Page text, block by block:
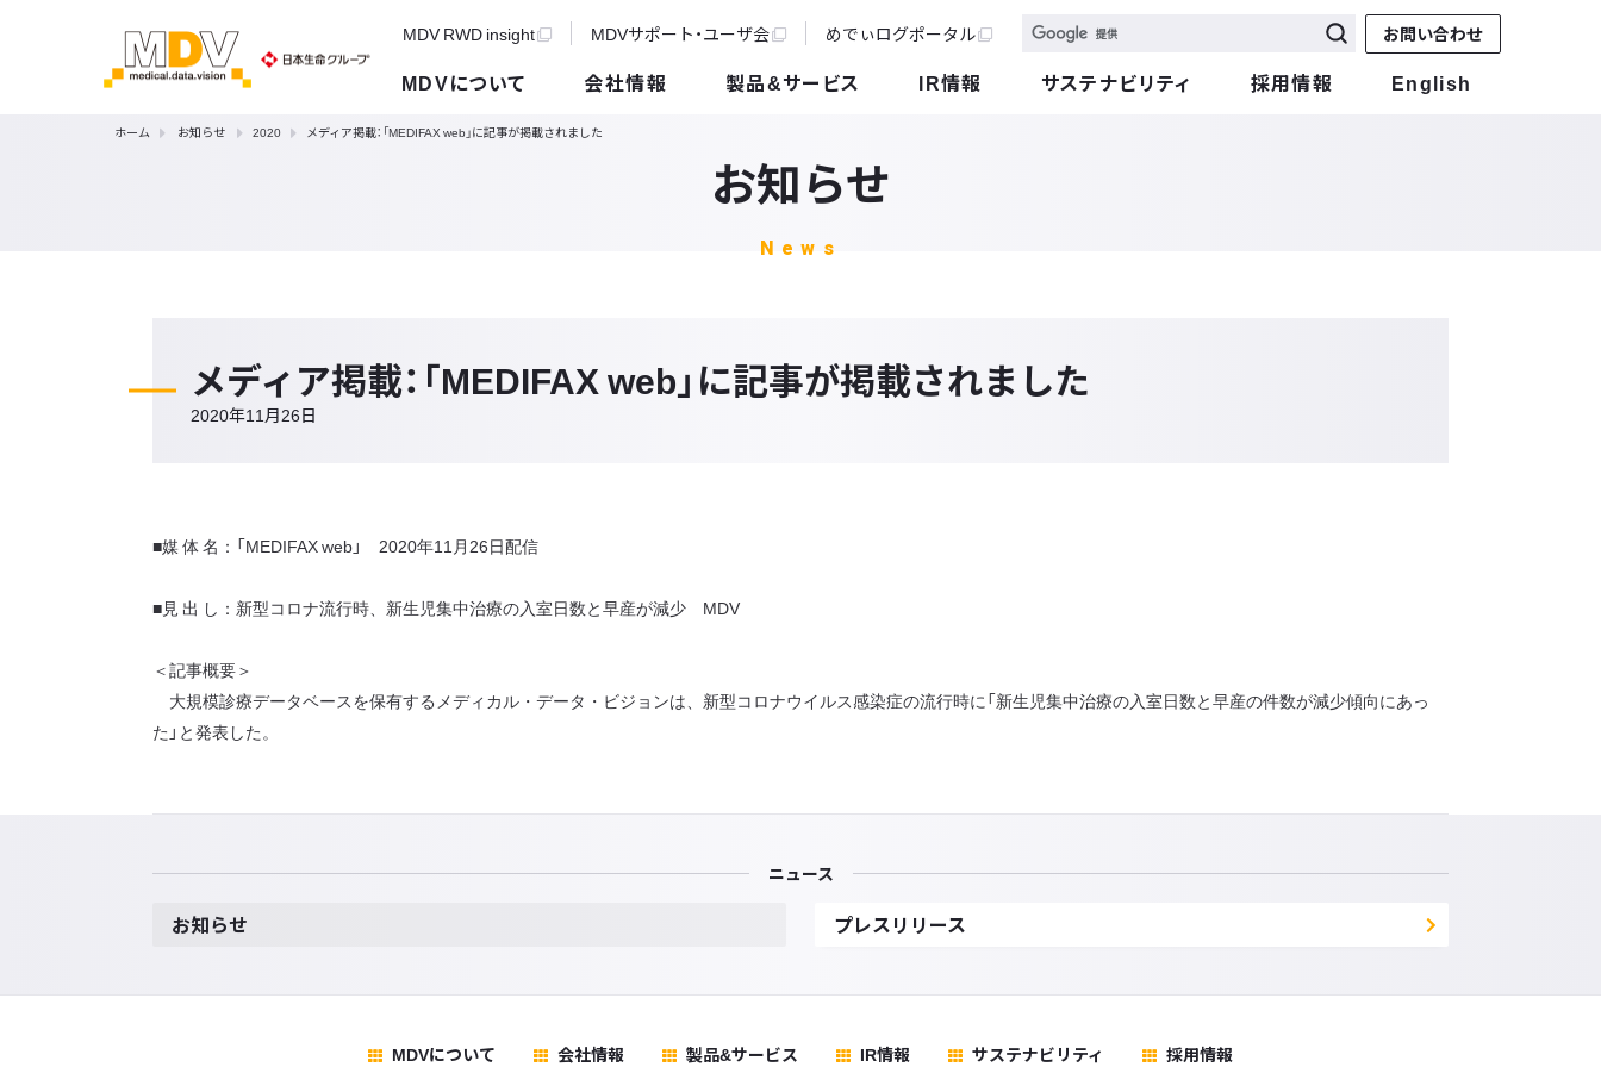
MDV RWD insight MDVサポート・ユーザ会 めでぃログポータル お問い合わせ
MDVについて 会社情報 製品&サービス IR情報 サステナビリティ 採用情報 English
ホーム お知らせ 2020 メディア掲載：「MEDIFAX web」に記事が掲載されました
お知らせ
News
メディア掲載：「MEDIFAX web」に記事が掲載されました
2020年11月26日
■媒 体 名：「MEDIFAX web」 2020年11月26日配信
■見 出 し：新型コロナ流行時、新生児集中治療の入室日数と早産が減少 MDV
＜記事概要＞
大規模診療データベースを保有するメディカル・データ・ビジョンは、新型コロナウイルス感染症の流行時に「新生児集中治療の入室日数と早産の件数が減少傾向にあっ
た」と発表した。
ニュース
お知らせ プレスリリース
MDVについて 会社情報 製品&サービス IR情報 サステナビリティ 採用情報